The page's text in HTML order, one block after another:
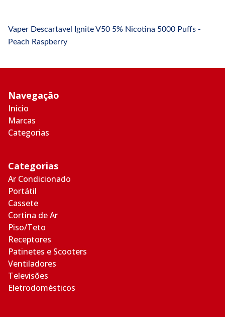
Vaper Descartavel Ignite V50 5% Nicotina 5000 Puffs -
Peach Raspberry
Navegação
Inicio
Marcas
Categorias
Categorias
Ar Condicionado
Portátil
Cassete
Cortina de Ar
Piso/Teto
Receptores
Patinetes e Scooters
Ventiladores
Televisões
Eletrodomésticos